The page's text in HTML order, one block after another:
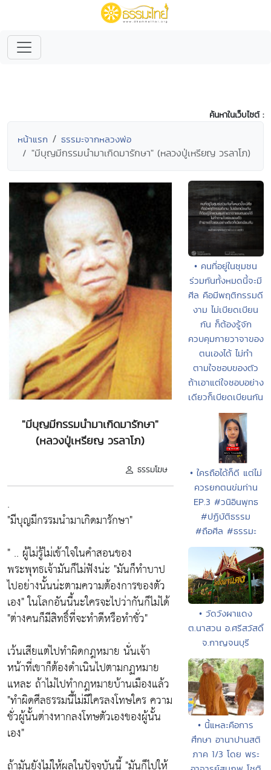
ค้นหาในเว็บไซต์ :
หน้าแรก ธรรมะจากหลวงพ่อ
"มีบุญมีกรรมนำมาเกิดมารักษา" (หลวงปู่เหรียญ วรลาโภ)
"มีบุญมีกรรมนำมาเกิดมารักษา"
(หลวงปู่เหรียญ วรลาโภ)
ธรรมโฆษ
.
"มีบุญมีกรรมนำมาเกิดมารักษา"
" .. ผู้ไม่รู้ไม่เข้าใจในคำสอนของ
พระพุทธเจ้ามันก็ไม่ฟังน่ะ "มันก็ทำบาป
ไปอย่างนั้นน่ะตามความต้องการของตัว
เอง" ในโลกอันนี้นะใครจะไปว่ากันก็ไม่ได้
"ต่างคนก็มีสิทธิ์ที่จะทำดีหรือทำชั่ว"
เว้นเสียแต่ไปทำผิดกฎหมาย นั่นเจ้า
หน้าที่เขาก็ต้องดำเนินไปตามกฏหมาย
แหละ ถ้าไม่ไปทำกฎหมายบ้านเมืองแล้ว
"ทำผิดศีลธรรมนี้ไม่มีใครลงโทษใคร ความ
ชั่วผู้นั้นต่างหากลงโทษตัวเองของผู้นั้น
เอง"
ถ้ามันยังไม่ให้ผลในปัจจุบันนี้ "มันก็ไปให้
• คนที่อยู่ในชุมชน
ร่วมกันทั้งหมดนี้จะมี
ศีล คือมีพฤติกรรมดี
งาม ไม่เบียดเบียน
กัน ก็ต้องรู้จัก
ควบคุมกายวาจาของ
ตนเองได้ ไม่ทำ
ตามใจชอบของตัว
ถ้าเอาแต่ใจชอบอย่าง
เดียวก็เบียดเบียนกัน
• ใครถือได้ก็ดี แต่ไม่
ควรยกตนข่มท่าน
EP.3 #วนิอินพุทธ
#ปฏิบัติธรรม
#ถือศีล #ธรรมะ
• วัดวังผาแดง
ต.นาสวน อ.ศรีสวัสดิ์
จ.กาญจนบุรี
• นี้แหละคือการ
ศึกษา อานาปานสติ
ภาค 1/3 โดย พระ